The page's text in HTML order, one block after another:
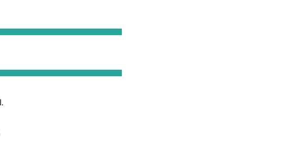
امام جمعه شهرستان ساوجبلاغ اظهارداشت : اربعین امسال سراسر حماسه خونخواهی و مرگ بر آمریکا و اسرائیل بود.